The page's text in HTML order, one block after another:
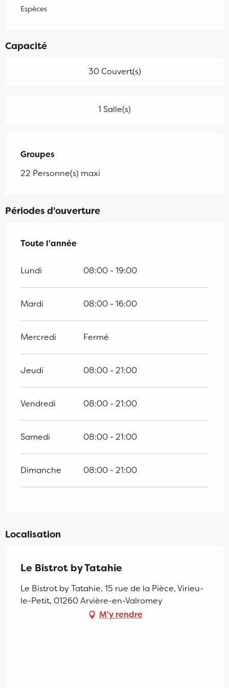
Espèces
Capacité
30 Couvert(s)
1 Salle(s)
Groupes
Groupes
22 Personne(s) maxi
Périodes d'ouverture
Toute l'année
Toute l'année
Lundi 08:00 - 19:00
Mardi 08:00 - 16:00
Mercredi Fermé
Jeudi 08:00 - 21:00
Vendredi 08:00 - 21:00
Samedi 08:00 - 21:00
Dimanche 08:00 - 21:00
Localisation
Le Bistrot by Tatahie
Le Bistrot by Tatahie, 15 rue de la Pièce, Virieu-
le-Petit, 01260 Arvière-en-Valromey
M'y rendre